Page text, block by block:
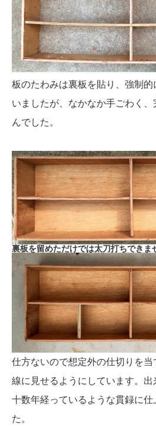
板のたわみは裏板を貼り、強制
いましたが、なかなか手ごわく
んでした。
裏板を留めただけでは太刀打ちできま
仕方ないので想定外の仕切りを
線に見せるようにしています。
十数年経っているような貫録に仕
た。